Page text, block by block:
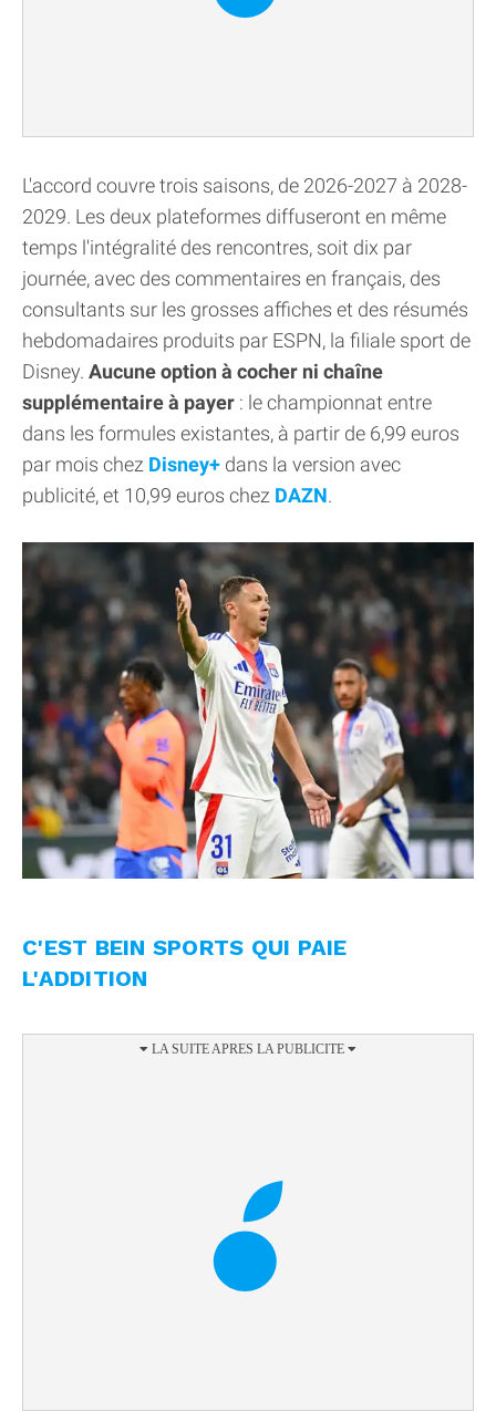
L'accord couvre trois saisons, de 2026-2027 à 2028-
2029. Les deux plateformes diffuseront en même
temps l'intégralité des rencontres, soit dix par
journée, avec des commentaires en français, des
consultants sur les grosses affiches et des résumés
hebdomadaires produits par ESPN, la filiale sport de
Disney. Aucune option à cocher ni chaîne
supplémentaire à payer : le championnat entre
dans les formules existantes, à partir de 6,99 euros
par mois chez Disney+ dans la version avec
publicité, et 10,99 euros chez DAZN.
C'EST BEIN SPORTS QUI PAIE
L'ADDITION